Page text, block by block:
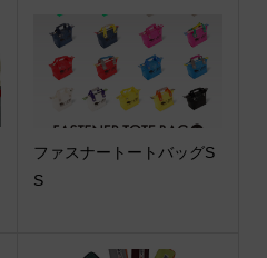
ファスナートートバッグS
S